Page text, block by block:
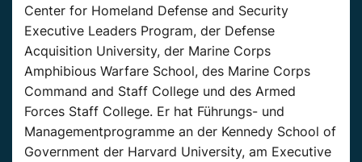
Center for Homeland Defense and Security
Executive Leaders Program, der Defense
Acquisition University, der Marine Corps
Amphibious Warfare School, des Marine Corps
Command and Staff College und des Armed
Forces Staff College. Er hat Führungs- und
Managementprogramme an der Kennedy School of
Government der Harvard University, am Executive